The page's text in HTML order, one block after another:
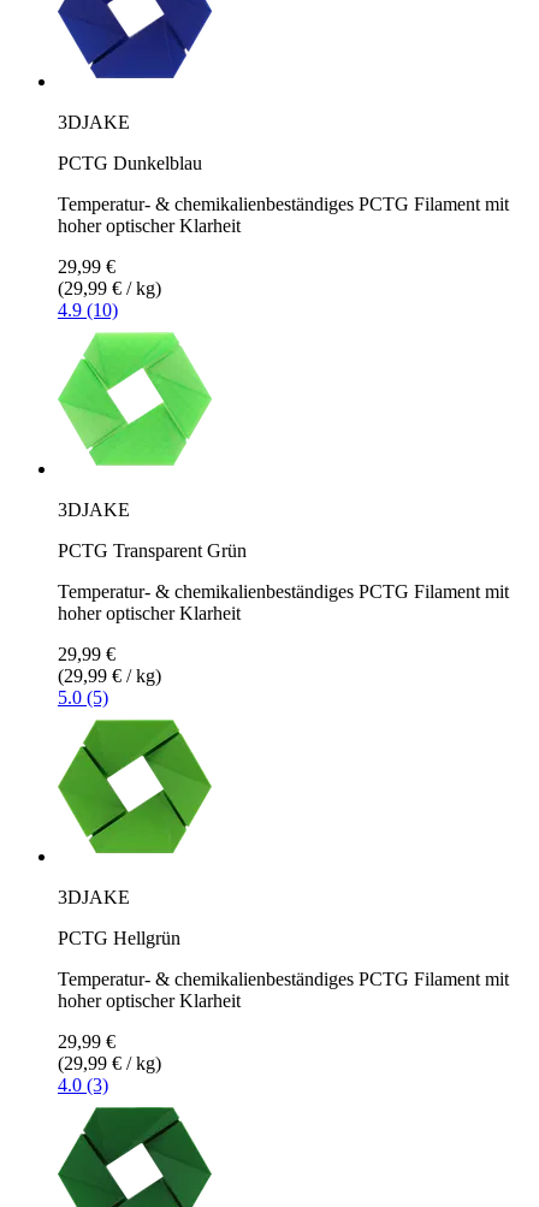
3DJAKE
PCTG Dunkelblau
Temperatur- & chemikalienbeständiges PCTG Filament mit
hoher optischer Klarheit
29,99 €
(29,99 € / kg)
4.9 (10)
3DJAKE
PCTG Transparent Grün
Temperatur- & chemikalienbeständiges PCTG Filament mit
hoher optischer Klarheit
29,99 €
(29,99 € / kg)
5.0 (5)
3DJAKE
PCTG Hellgrün
Temperatur- & chemikalienbeständiges PCTG Filament mit
hoher optischer Klarheit
29,99 €
(29,99 € / kg)
4.0 (3)